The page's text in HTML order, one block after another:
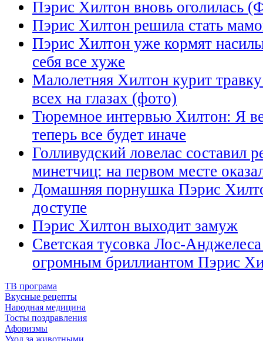
Пэрис Хилтон вновь оголилась
Пэрис Хилтон решила стать
Пэрис Хилтон уже кормят
себя все хуже
Малолетняя Хилтон курит травку
всех на глазах (фото)
Тюремное интервью Хилтон: Я
теперь все будет иначе
Голливудский ловелас составил
минетчиц: на первом месте
Домашняя порнушка Пэриc
доступе
Пэрис Хилтон выходит замуж
Светская тусовка Лос-
огромным бриллиантом Пэрис
ТВ програма
Вкусные рецепты
Народная медицина
Тосты поздравления
Афоризмы
Уход за животными